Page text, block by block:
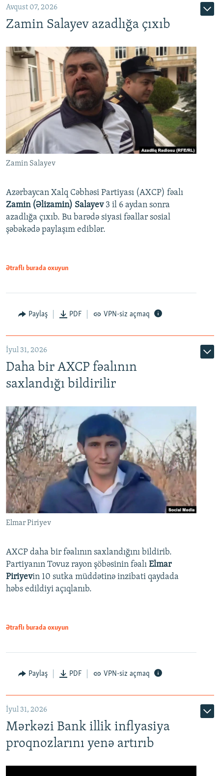
Avqust 07, 2026
Zamin Salayev azadlığa çıxıb
Zamin Salayev
Azərbaycan Xalq Cəbhəsi Partiyası (AXCP) fəalı
Zamin (Əlizamin) Salayev 3 il 6 aydan sonra
azadlığa çıxıb. Bu barədə siyasi fəallar sosial
şəbəkədə paylaşım ediblər.
Ətraflı burada oxuyun
Paylaş PDF VPN-siz açmaq
İyul 31, 2026
Daha bir AXCP fəalının
saxlandığı bildirilir
Elmar Piriyev
AXCP daha bir fəalının saxlandığını bildirib.
Partiyanın Tovuz rayon şöbəsinin fəalı Elmar
Piriyevin 10 sutka müddətinə inzibati qaydada
həbs edildiyi açıqlanıb.
Ətraflı burada oxuyun
Paylaş PDF VPN-siz açmaq
İyul 31, 2026
Mərkəzi Bank illik inflyasiya
proqnozlarını yenə artırıb